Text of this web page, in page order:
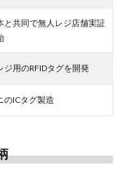
と共同で無人レジ店舗実証
ジ用のRFIDタグを開発
のICタグ製造